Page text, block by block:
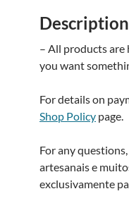
Description
– All products are
you want
For details on
Shop Policy page.
For any
artesanais e
exclusivamente